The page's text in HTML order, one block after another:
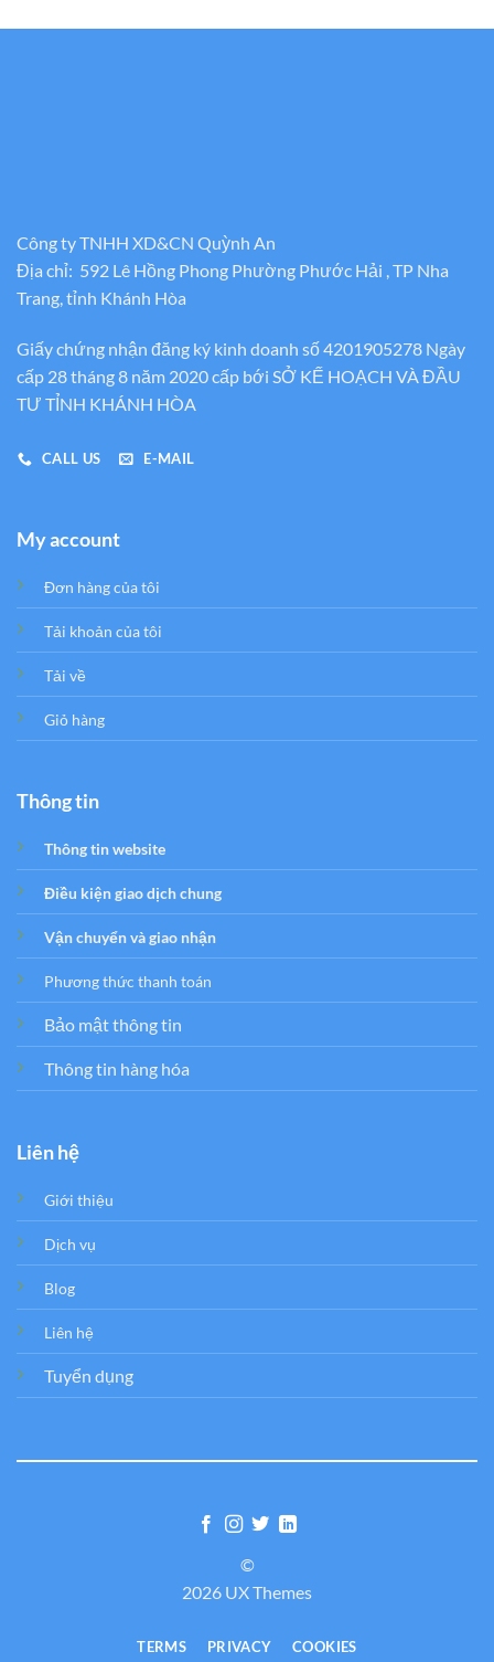
Công ty TNHH XD&CN Quỳnh An
Địa chỉ: 592 Lê Hồng Phong Phường Phước Hải , TP Nha
Trang, tỉnh Khánh Hòa
Giấy chứng nhận đăng ký kinh doanh số 4201905278 Ngày
cấp 28 tháng 8 năm 2020 cấp bới SỞ KẾ HOẠCH VÀ ĐẦU
TƯ TỈNH KHÁNH HÒA
CALL US E-MAIL
My account
Đơn hàng của tôi
Tải khoản của tôi
Tải về
Giỏ hàng
Thông tin
Thông tin website
Điều kiện giao dịch chung
Vận chuyển và giao nhận
Phương thức thanh toán
Bảo mật thông tin
Thông tin hàng hóa
Liên hệ
Giới thiệu
Dịch vụ
Blog
Liên hệ
Tuyển dụng
©
2026 UX Themes
TERMS PRIVACY COOKIES